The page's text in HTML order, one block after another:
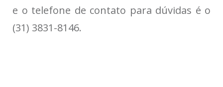
e o telefone de contato para dúvidas é o
(31) 3831-8146.